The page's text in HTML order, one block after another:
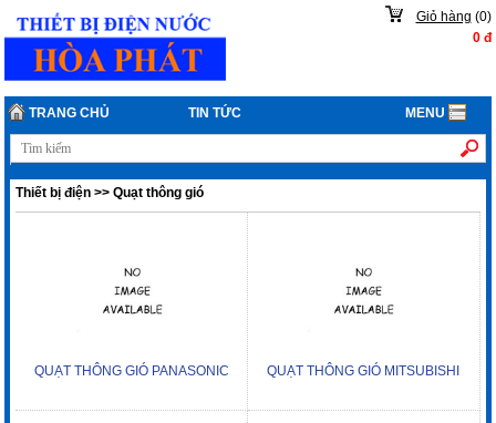
Giỏ hàng (0)
0đ
TRANG CHỦ TIN TỨC MENU
Thiết bị điện >>Quạt thông gió
QUẠT THÔNG GIÓ PANASONIC QUẠT THÔNG GIÓ MITSUBISHI